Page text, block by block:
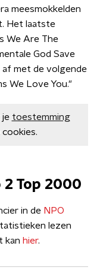
meesmokkelden
Het laatste
We Are The
God Save
af met de volgende
We Love You."
je toestemming
2 Top 2000
in de NPO
lezen
kan hier.